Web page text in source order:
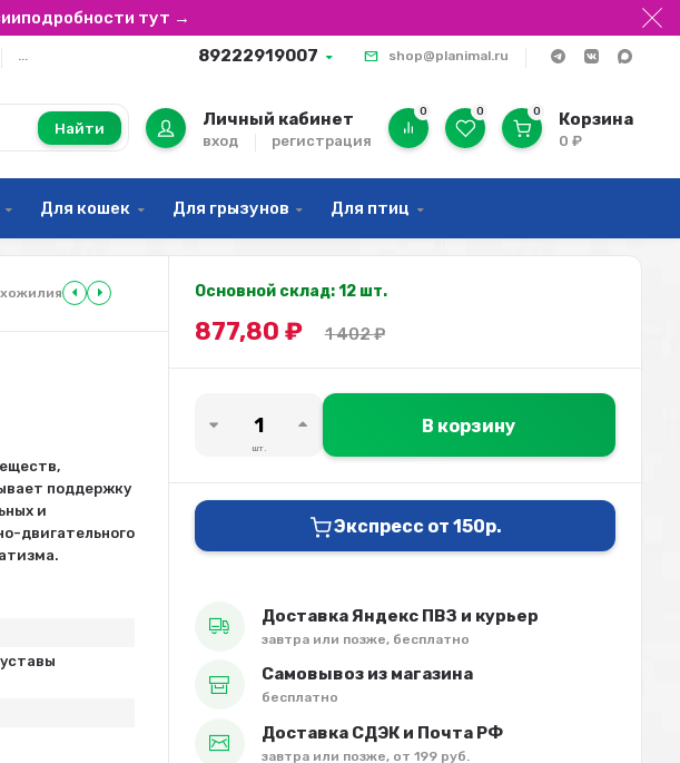
подробности тут →
... 89222919007 shop@planimal.ru
Найти Личный кабинет
вход регистрация
0 0 0 Корзина
0₽
Для кошек Для грызунов Для птиц
поддержку
и
двигательного
Основной склад: 12 шт.
877,80 ₽ 1 402₽
шт.
В корзину
Экспресс от 150р.
Доставка Яндекс ПВЗ и курьер
завтра или позже, бесплатно
Самовывоз из магазина
бесплатно
Доставка СДЭК и Почта РФ
завтра или позже, от 199 руб.